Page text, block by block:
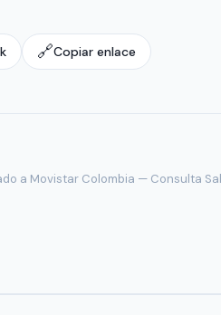
🔗Copiar enlace
a Movistar Colombia — Consulta